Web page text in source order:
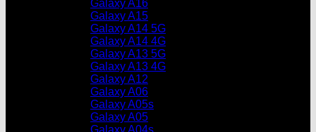
Galaxy A16
Galaxy A15
Galaxy A14 5G
Galaxy A14 4G
Galaxy A13 5G
Galaxy A13 4G
Galaxy A12
Galaxy A06
Galaxy A05s
Galaxy A05
Galaxy A04s